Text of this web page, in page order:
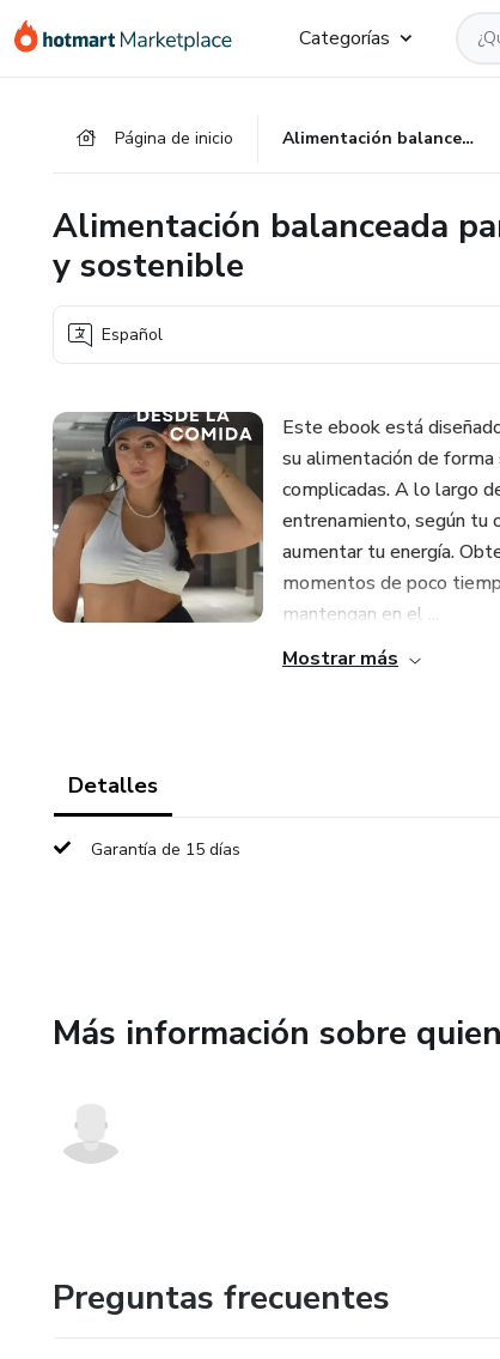
Categorías
Página de inicio Alimentación balanceada para mujeres que entrenan: Sencillo y sostenible
Alimentación balanceada
y sostenible
Español
Este ebook está
su alimentación de
complicadas. A lo largo
entrenamiento, según tu
aumentar tu energía.
momentos de poco
mantengan en el ...
Mostrar más
Detalles
Garantía de 15 días
Más información sobre
Preguntas frecuentes